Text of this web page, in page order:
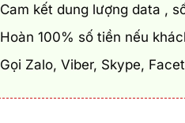
Cam kết dung lượng data ,
Hoàn 100% số tiền nếu
Gọi Zalo, Viber, Skype,